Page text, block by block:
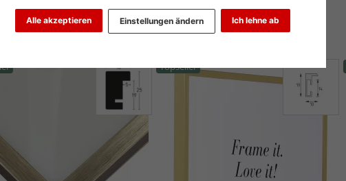
Alle akzeptieren Ich lehne ab
Einstellungen ändern
Preis aufsteigend Preis absteigend
Topseller